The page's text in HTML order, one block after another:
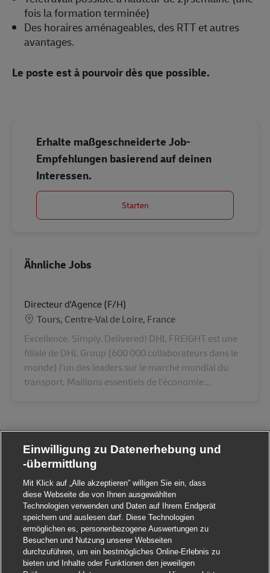
fois la formation terminée)
Des horaires aménageables, des RTT et autres
avantages.
Le poste est à pourvoir dès que possible.
Erhalte maßgeschneiderte Job-
Empfehlungen basierend auf deinen
Interessen.
Starten
Ähnliche Jobs
Directeur d'Agence (F/H)
Standort
Tours, Centre-Val de Loire, France
Excellence. Simply. Delivered! DHL FREIGHT est une
filiale de DHL Group (600 000 collaborateurs dans le
monde) l'un des leaders sur le marché mondial du
transport. Maillons essentiels de l'économie...
Einwilligung zu Datenerhebung und
-übermittlung
Mit Klick auf „Alle akzeptieren” willigen Sie ein, dass
diese Webseite die von Ihnen ausgewählten
Technologien verwenden und Daten auf Ihrem Endgerät
speichern und auslesen darf. Diese Technologien
ermöglichen es, personenbezogene Auswertungen zu
Besuchen und Nutzung unserer Webseiten
durchzuführen, um ein bestmögliches Online-Erlebnis zu
bieten und Inhalte oder Funktionen den jeweiligen